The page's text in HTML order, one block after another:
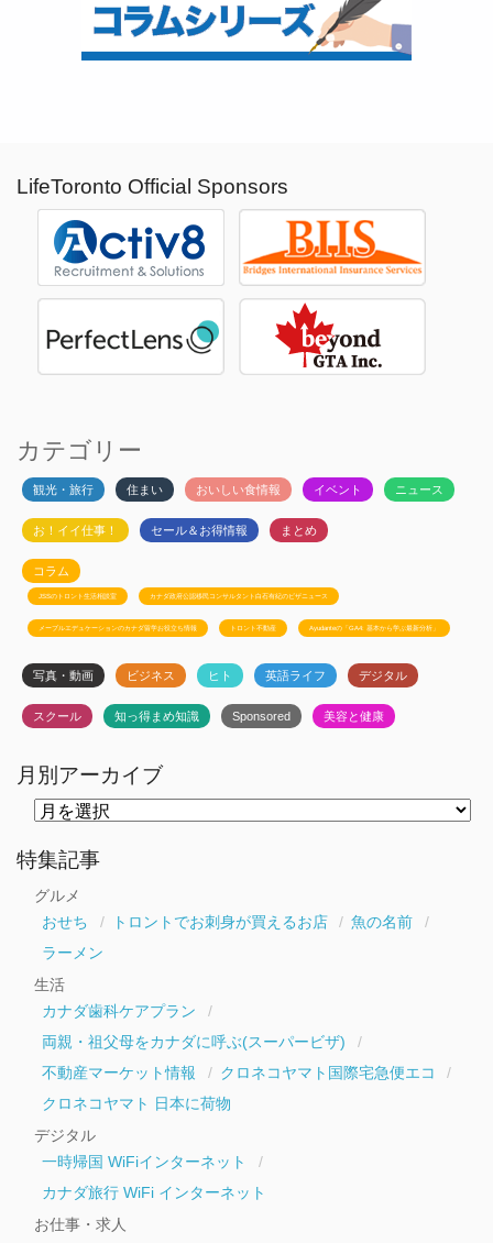
LifeToronto Official Sponsors
カテゴリー
観光・旅行 住まい おいしい食情報 イベント ニュース
お！イイ仕事！ セール＆お得情報 まとめ
コラム
JSSのトロント生活相談室 カナダ政府公認移民コンサルタント白石有紀のビザニュース
メープルエデュケーションのカナダ留学お役立ち情報 トロント不動産 Ayudanteの「GA4: 基本から学ぶ最新分析」
写真・動画 ビジネス ヒト 英語ライフ デジタル
スクール 知っ得まめ知識 Sponsored 美容と健康
月別アーカイブ
ー
カ
特集記事
グルメ
おせち
トロントでお刺身が買えるお店
魚の名前
ラーメン
生活
カナダ歯科ケアプラン
両親・祖父母をカナダに呼ぶ(スーパービザ)
不動産マーケット情報
クロネコヤマト国際宅急便エコ
クロネコヤマト 日本に荷物
デジタル
一時帰国 WiFiインターネット
カナダ旅行 WiFi インターネット
お仕事・求人